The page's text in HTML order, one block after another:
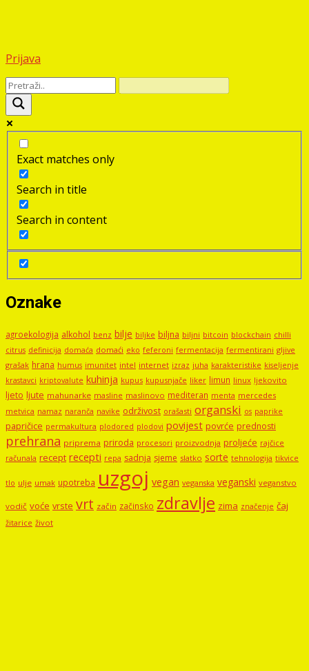
Prijava
Exact matches only
Search in title
Search in content
Oznake
agroekologija alkohol benz bilje biljke biljna biljni bitcoin blockchain chilli
citrus definicija domaća domaći eko feferoni fermentacija fermentirani gljive
grašak hrana humus imunitet intel internet izraz juha karakteristike kiseljenje
krastavci kriptovalute kuhinja kupus kupusnjače liker limun linux ljekovito
ljeto ljute mahunarke masline maslinovo mediteran menta mercedes
metvica namaz naranča navike održivost orašasti organski os paprike
papričice permakultura plodored plodovi povijest povrće prednosti
prehrana priprema priroda procesori proizvodnja proljeće rajčice
računala recept recepti repa sadnja sjeme slatko sorte tehnologija tikvice
tlo ulje umak upotreba uzgoj vegan veganska veganski veganstvo
vodič voće vrste vrt začin začinsko zdravlje zima značenje čaj
žitarice život